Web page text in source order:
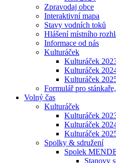
Zpravodaj obce
Interaktivní mapa
Stavy vodních toků
Hlášení místního
Informace od nás
Kulturáček
Kulturáček
Kulturáček
Kulturáček
Formulář pro
Volný čas
Kulturáček
Kulturáček
Kulturáček
Kulturáček
Spolky & sdružení
Spolek
Stanovy